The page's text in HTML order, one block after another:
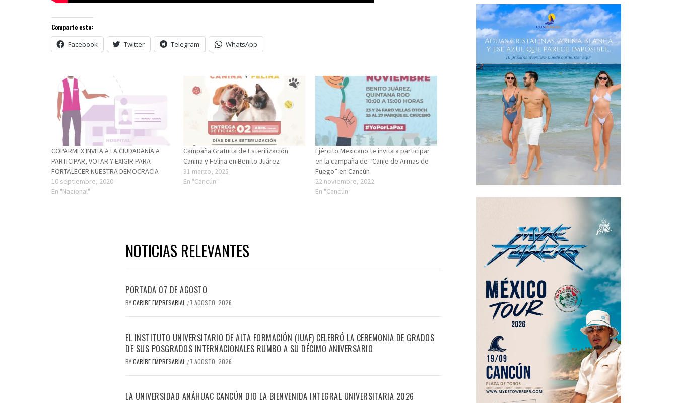
Comparte esto:
Facebook Twitter Telegram WhatsApp
COPARMEX INVITA A LA CIUDADANÍA A
PARTICIPAR, VOTAR Y EXIGIR PARA
FORTALECER NUESTRA DEMOCRACIA
10 septiembre, 2020
En "Nacional"
Campaña Gratuita de Esterilización
Canina y Felina en Benito Juárez
31 marzo, 2025
En "Cancún"
Ejército Mexicano te invita a participar
en la campaña de “Canje de Armas de
Fuego” en Cancún
22 noviembre, 2022
En "Cancún"
NOTICIAS RELEVANTES
PORTADA 07 DE AGOSTO
BYCARIBE EMPRESARIAL / 7 AGOSTO, 2026
EL INSTITUTO UNIVERSITARIO DE ALTA FORMACIÓN (IUAF) CELEBRÓ LA CEREMONIA DE GRADOS
DE SUS POSGRADOS INTERNACIONALES RUMBO A SU DÉCIMO ANIVERSARIO
BYCARIBE EMPRESARIAL / 7 AGOSTO, 2026
LA UNIVERSIDAD ANÁHUAC CANCÚN DIO LA BIENVENIDA INTEGRAL UNIVERSITARIA 2026